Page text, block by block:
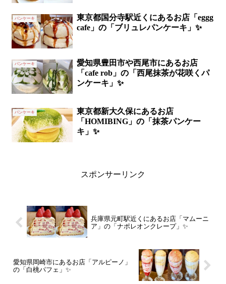
パンケーキ
東京都国分寺駅近くにあるお店「eggg
cafe」の「ブリュレパンケーキ」✨
パンケーキ
愛知県豊田市や西尾市にあるお店
「cafe rob」の「西尾抹茶が花咲くパ
ンケーキ」✨‬
パンケーキ
東京都新大久保にあるお店
「HOMIBING」の「抹茶パンケー
キ」✨
スポンサーリンク
兵庫県元町駅近くにあるお店「マムーニ
ア」の「ナポレオンクレープ」✨
愛知県岡崎市にあるお店「アルピーノ」
の「白桃パフェ」✨